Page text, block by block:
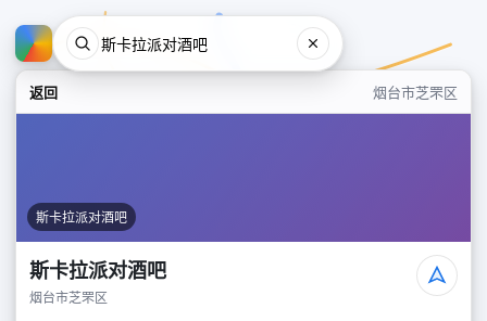
返回 烟台市芝罘区
斯卡拉派对酒吧
斯卡拉派对酒吧
烟台市芝罘区